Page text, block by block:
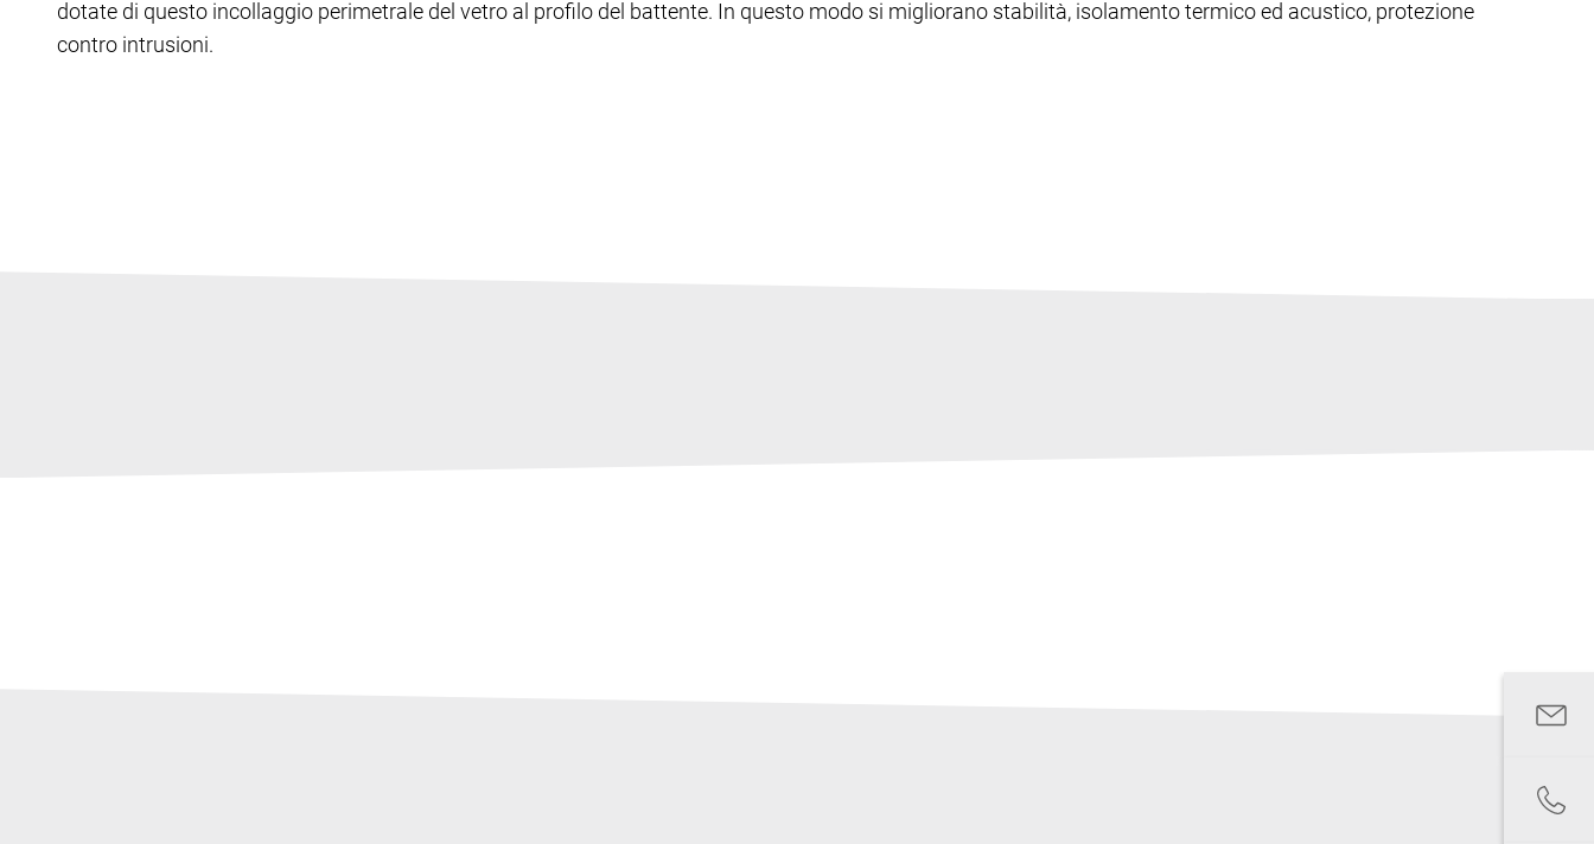
dotate di questo incollaggio perimetrale del vetro al profilo del battente. In questo modo si migliorano stabilità, isolamento termico ed acustico, protezione
contro intrusioni.